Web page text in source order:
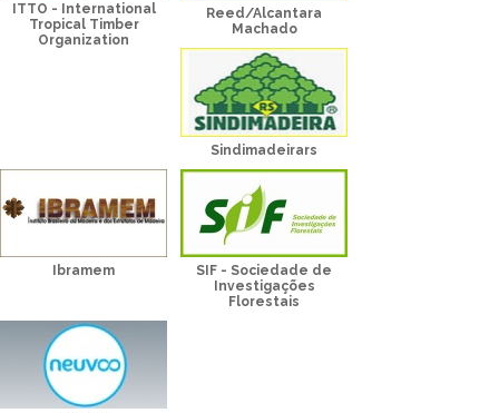
ITTO - International
Tropical Timber
Organization
Reed/Alcantara
Machado
Sindimadeirars
Ibramem
SIF - Sociedade de
Investigações
Florestais